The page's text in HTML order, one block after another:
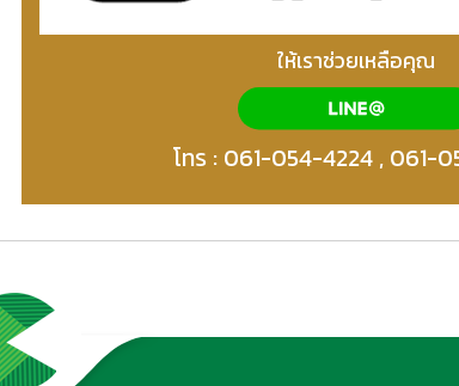
ให้เราช่วยเหลือคุณ
โทร : 061-054-4224 , 061-